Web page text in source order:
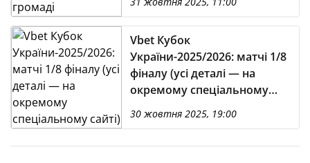
Vbet Кубок
України-2025/2026: матчі 1/8
фіналу (усі деталі — на
окремому спеціальному
30 жовтня 2025, 19:00